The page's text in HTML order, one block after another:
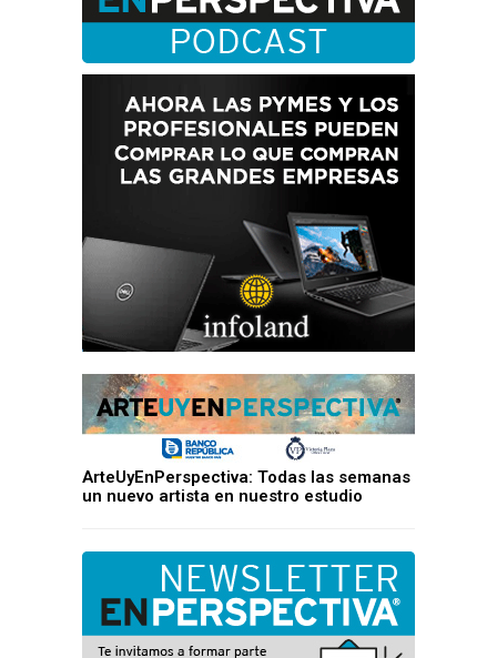
ArteUyEnPerspectiva: Todas las semanas
un nuevo artista en nuestro estudio